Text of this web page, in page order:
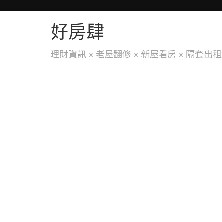
好房肆
理財資訊 x 老屋翻修 x 新屋看房 x 隔套出